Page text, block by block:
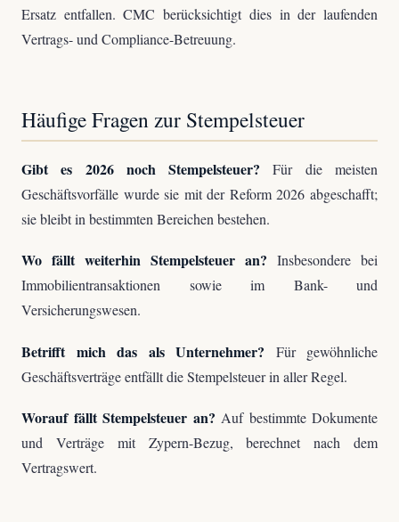
Ersatz entfallen. CMC berücksichtigt dies in der laufenden
Vertrags- und Compliance-Betreuung.
Häufige Fragen zur Stempelsteuer
Gibt es 2026 noch Stempelsteuer? Für die meisten
Geschäftsvorfälle wurde sie mit der Reform 2026 abgeschafft;
sie bleibt in bestimmten Bereichen bestehen.
Wo fällt weiterhin Stempelsteuer an? Insbesondere bei
Immobilientransaktionen sowie im Bank- und
Versicherungswesen.
Betrifft mich das als Unternehmer? Für gewöhnliche
Geschäftsverträge entfällt die Stempelsteuer in aller Regel.
Worauf fällt Stempelsteuer an? Auf bestimmte Dokumente
und Verträge mit Zypern-Bezug, berechnet nach dem
Vertragswert.